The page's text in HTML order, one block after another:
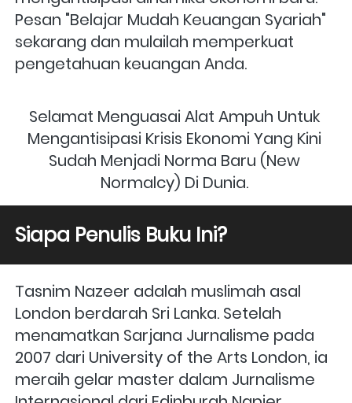
Pesan "Belajar Mudah Keuangan Syariah"
sekarang dan mulailah memperkuat
pengetahuan keuangan Anda.
Selamat Menguasai Alat Ampuh Untuk
Mengantisipasi Krisis Ekonomi Yang Kini
Sudah Menjadi Norma Baru (New
Normalcy) Di Dunia.
Siapa Penulis Buku Ini?
Tasnim Nazeer adalah muslimah asal
London berdarah Sri Lanka. Setelah
menamatkan Sarjana Jurnalisme pada
2007 dari University of the Arts London, ia
meraih gelar master dalam Jurnalisme